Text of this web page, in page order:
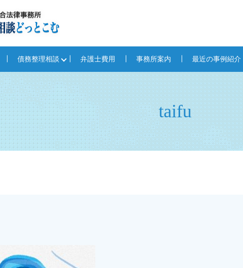
債務整理相談 弁護士費用 事務所案内 最近の事例紹介
taifu